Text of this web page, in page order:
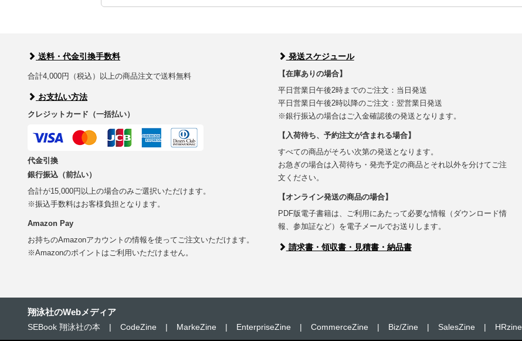
送料・代金引換手数料
合計4,000円（税込）以上の商品注文で送料無料
お支払い方法
クレジットカード（一括払い）
代金引換
銀行振込（前払い）
合計が15,000円以上の場合のみご選択いただけます。
※振込手数料はお客様負担となります。
Amazon Pay
お持ちのAmazonアカウントの情報を使ってご注文いただけます。
※Amazonのポイントはご利用いただけません。
発送スケジュール
【在庫ありの場合】
平日営業日午後2時までのご注文：当日発送
平日営業日午後2時以降のご注文：翌営業日発送
※銀行振込の場合はご入金確認後の発送となります。
【入荷待ち、予約注文が含まれる場合】
すべての商品がそろい次第の発送となります。
お急ぎの場合は入荷待ち・発売予定の商品とそれ以外を分けてご注
文ください。
【オンライン発送の商品の場合】
PDF版電子書籍は、ご利用にあたって必要な情報（ダウンロード情
報、参加証など）を電子メールでお送りします。
請求書・領収書・見積書・納品書
翔泳社のWebメディア
SEBook 翔泳社の本 | CodeZine | MarkeZine | EnterpriseZine | CommerceZine | Biz/Zine | SalesZine | HRzine